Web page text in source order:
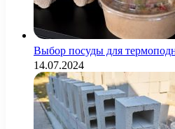
Выбор посуды для
14.07.2024